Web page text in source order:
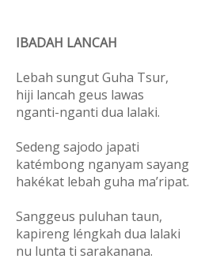
IBADAH LANCAH
Lebah sungut Guha Tsur,
hiji lancah geus lawas
nganti-nganti dua lalaki.
Sedeng sajodo japati
katémbong nganyam sayang
hakékat lebah guha ma’ripat.
Sanggeus puluhan taun,
kapireng léngkah dua lalaki
nu lunta ti sarakanana.